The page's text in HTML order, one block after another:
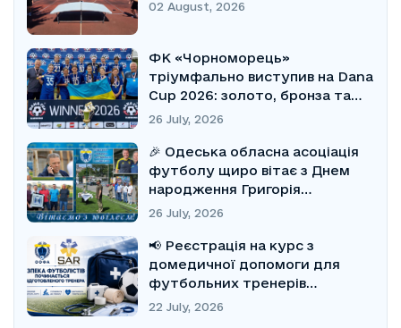
02 August, 2026
ФК «Чорноморець»
тріумфально виступив на Dana
Cup 2026: золото, бронза та
Кубок Fair Play
26 July, 2026
🎉 Одеська обласна асоціація
футболу щиро вітає з Днем
народження Григорія
Юхимовича Бібергала!
26 July, 2026
📢 Реєстрація на курс з
домедичної допомоги для
футбольних тренерів
відкрита!
22 July, 2026